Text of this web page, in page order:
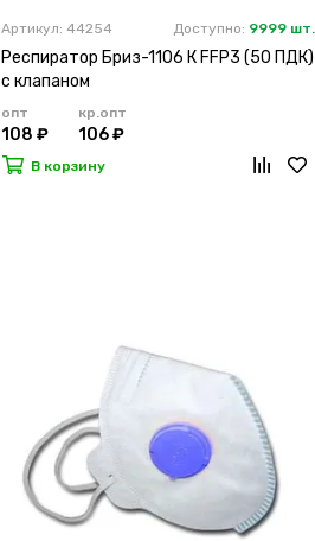
Артикул: 44254 Доступно: 9999 шт.
Респиратор Бриз-1106 К FFP3 (50 ПДК)
с клапаном
опт
108 ₽
кр.опт
106 ₽
В корзину